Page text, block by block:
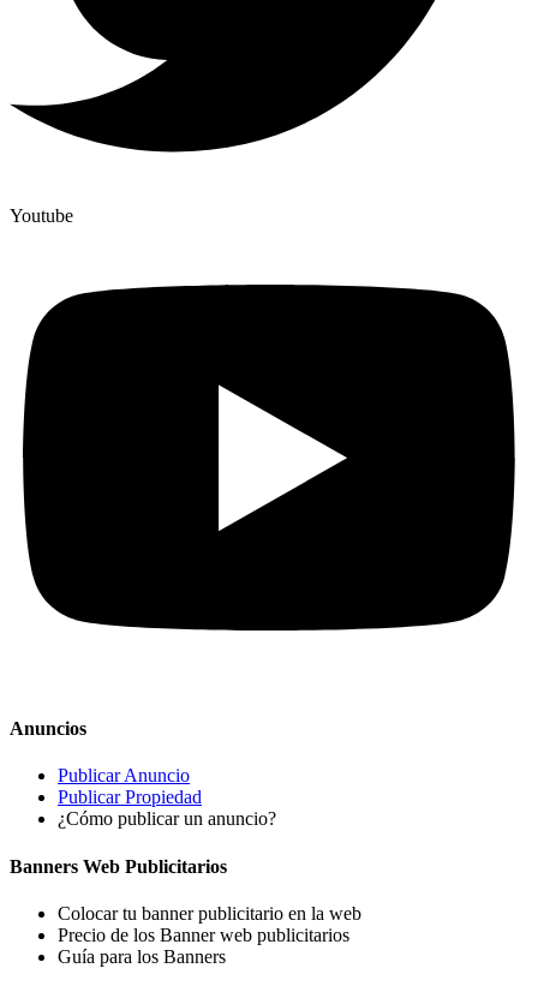
Youtube
Anuncios
Publicar Anuncio
Publicar Propiedad
¿Cómo publicar un anuncio?
Banners Web Publicitarios
Colocar tu banner publicitario en la web
Precio de los Banner web publicitarios
Guía para los Banners